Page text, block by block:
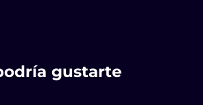
gustarte